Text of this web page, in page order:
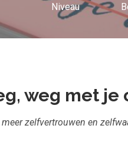
Niveau
weg met je
zelfvertrouwen en